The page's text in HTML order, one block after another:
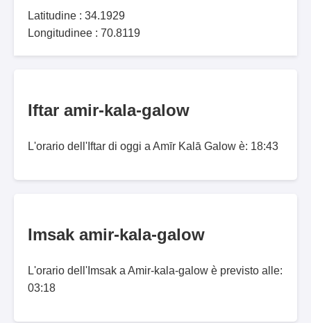
Latitudine : 34.1929
Longitudinee : 70.8119
Iftar amir-kala-galow
L'orario dell'Iftar di oggi a Amīr Kalā Galow è: 18:43
Imsak amir-kala-galow
L'orario dell'Imsak a Amir-kala-galow è previsto alle:
03:18